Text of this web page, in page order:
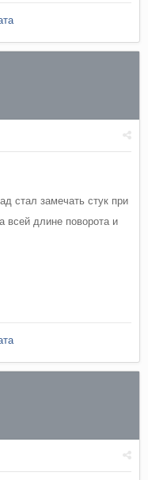
стал замечать стук при
всей длине поворота и